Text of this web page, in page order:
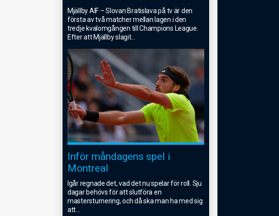
Mjällby AIF – Slovan Bratislava på tv är den
första av två matcher mellan lagen i den
tredje kvalomgången till Champions League.
Efter att Mjällby slagit...
Inför måndagens spel i
Montreal
Igår regnade det, vad det nu spelar för roll. Sju
dagar behövs för att slutföra en
mastersturnering, och då ska man ha med sig
att